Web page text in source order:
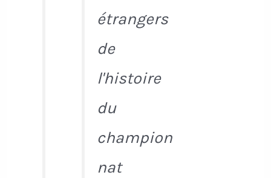
étrangers
de
l'histoire
du
champion
nat